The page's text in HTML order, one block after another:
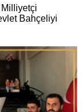
Bahçeliyi